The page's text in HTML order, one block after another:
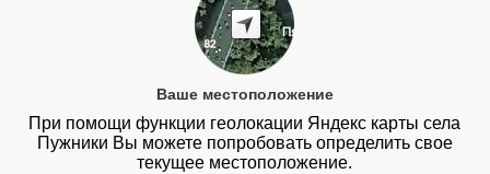
Ваше местоположение
При помощи функции геолокации Яндекс карты села
Пужники Вы можете попробовать определить свое
текущее местоположение.